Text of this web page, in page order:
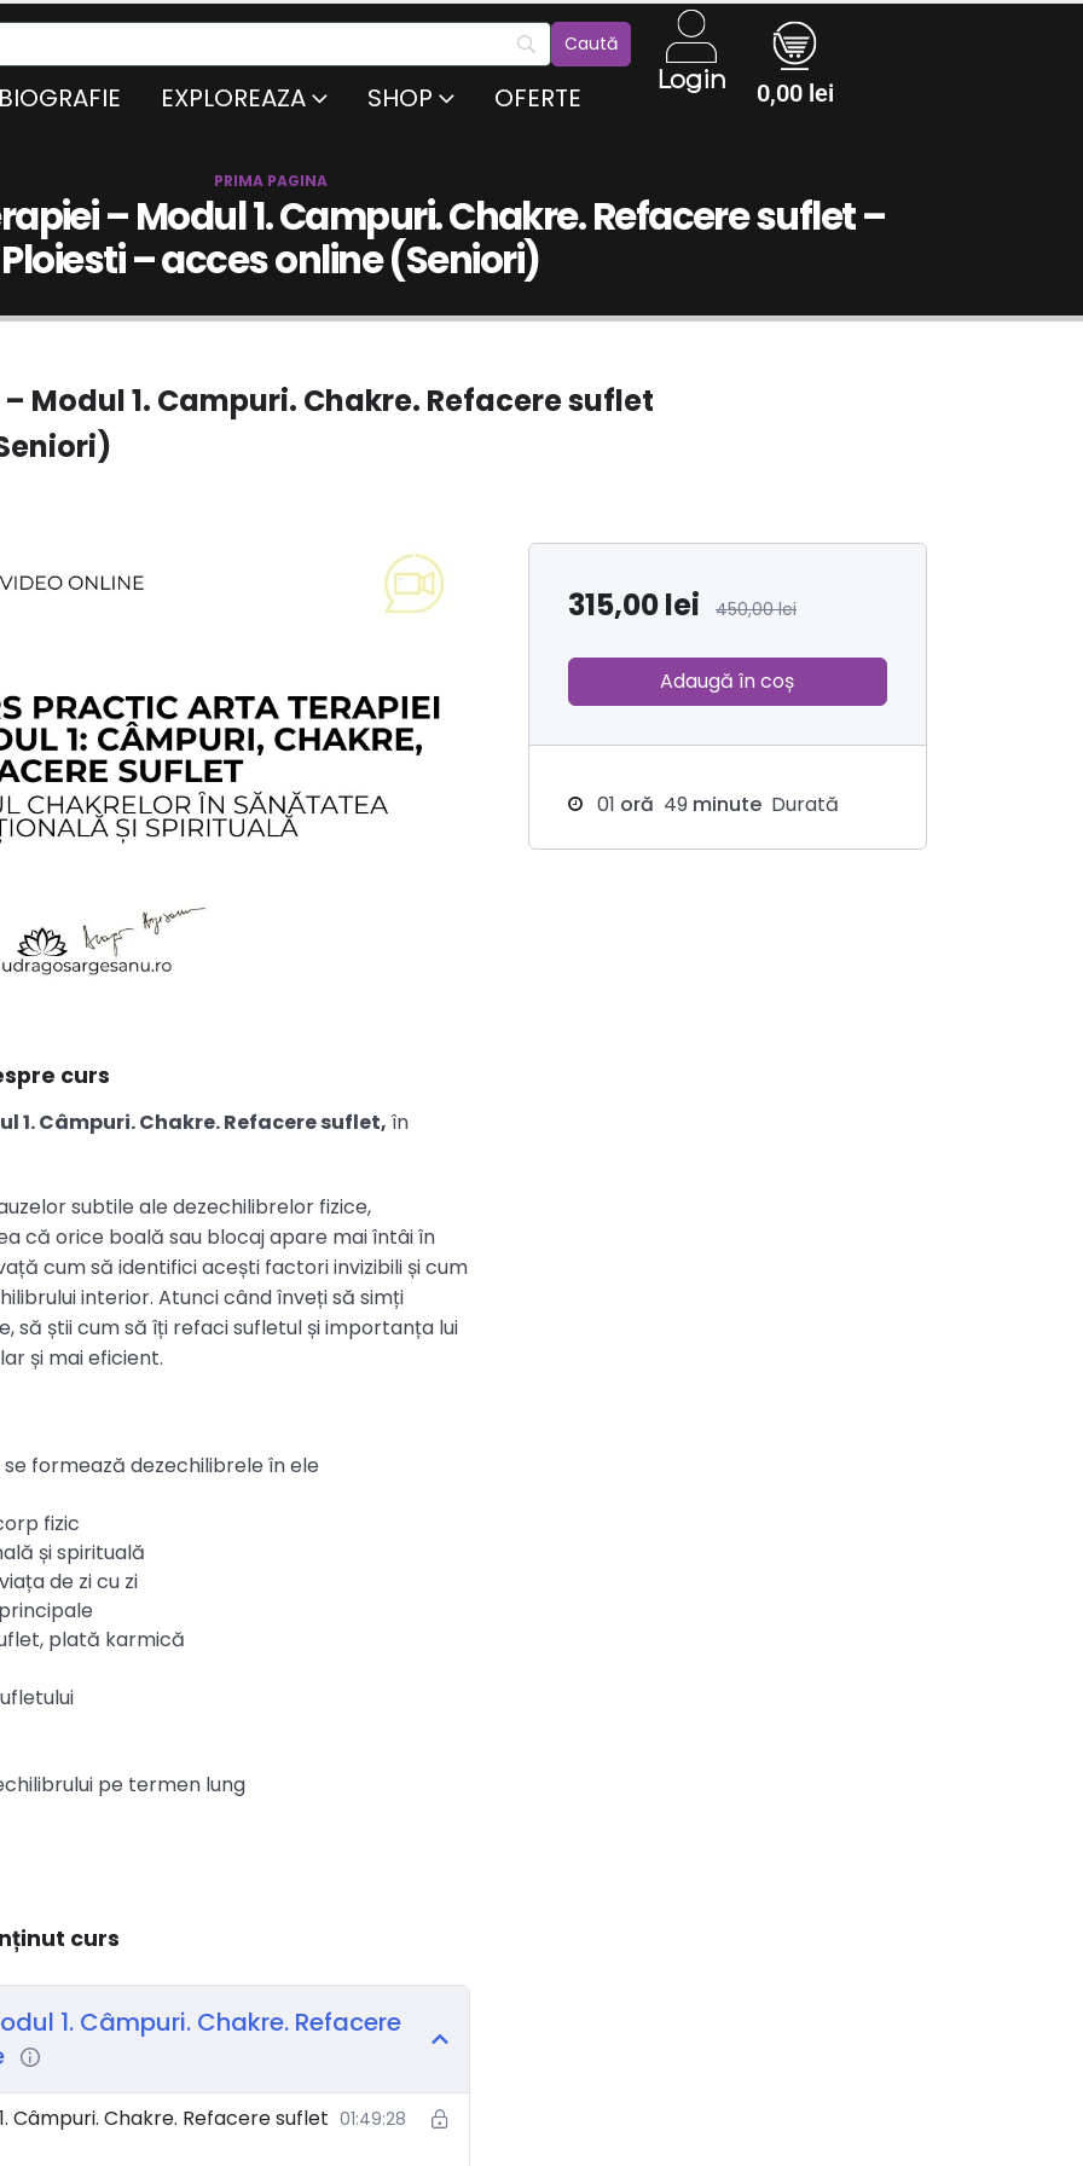
EXPLOREAZA SHOP OFERTE
Login 0,00 lei
PRIMA PAGINA
– Modul 1. Campuri. Chakre. Refacere suflet –
Ploiesti – acces online (Seniori)
Modul 1. Campuri. Chakre. Refacere suflet
curs
1. Câmpuri. Chakre. Refacere suflet, în
subtile ale dezechilibrelor fizice,
că orice boală sau blocaj apare mai întâi în
cum să identifici acești factori invizibili și cum
interior. Atunci când înveți să simți
să știi cum să îți refaci sufletul și importanța lui
și mai eficient.
formează dezechilibrele în ele
fizic
și spirituală
de zi cu zi
plată karmică
pe termen lung
curs
1. Câmpuri. Chakre. Refacere
Câmpuri. Chakre. Refacere suflet 01:49:28
315,00lei 450,00lei
Adaugă în coș
01 oră 49 minute Durată